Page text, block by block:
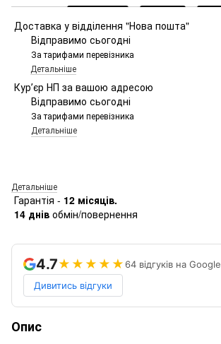
Доставка у відділення "Нова пошта"
Відправимо сьогодні
За тарифами перевізника
Детальніше
Курʼєр НП за вашою адресою
Відправимо сьогодні
За тарифами перевізника
Детальніше
Детальніше
Гарантія - 12 місяців.
14 днів обмін/повернення
4.7★★★★★64 відгуків на Google
Дивитись відгуки
Опис